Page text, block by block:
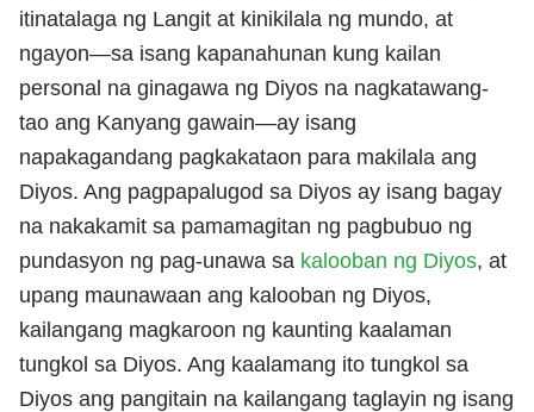
itinatalaga ng Langit at kinikilala ng mundo, at
ngayon—sa isang kapanahunan kung kailan
personal na ginagawa ng Diyos na nagkatawang-
tao ang Kanyang gawain—ay isang
napakagandang pagkakataon para makilala ang
Diyos. Ang pagpapalugod sa Diyos ay isang bagay
na nakakamit sa pamamagitan ng pagbubuo ng
pundasyon ng pag-unawa sa kalooban ng Diyos, at
upang maunawaan ang kalooban ng Diyos,
kailangang magkaroon ng kaunting kaalaman
tungkol sa Diyos. Ang kaalamang ito tungkol sa
Diyos ang pangitain na kailangang taglayin ng isang